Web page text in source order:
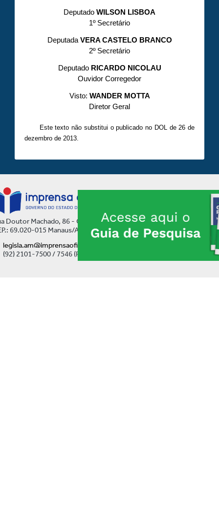
Deputado WILSON LISBOA
1º Secretário
DeputadaVERA CASTELO BRANCO
2º Secretário
DeputadoRICARDO NICOLAU
Ouvidor Corregedor
Visto: WANDER MOTTA
Diretor Geral
Este texto não substitui o publicado no DOL de 26 de
dezembro de 2013.
Doutor Machado, 86 - Centro
69.020-015 Manaus/AM
legisla.am@imprensaoficial.am.gov.br
(92) 2101-7500 / 7546 (Ramal)